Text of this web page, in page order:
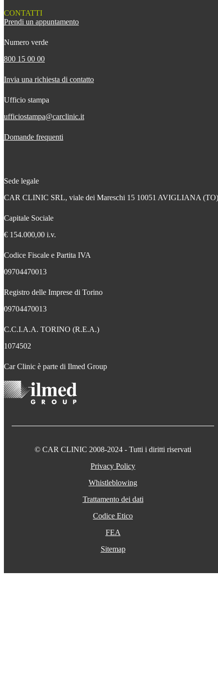
CONTATTI
Prendi un appuntamento
Numero verde
800 15 00 00
Invia una richiesta di contatto
Ufficio stampa
ufficiostampa@carclinic.it
Domande frequenti
Sede legale
CAR CLINIC SRL, viale dei Mareschi 15 10051 AVIGLIANA (TO)
Capitale Sociale
€ 154.000,00 i.v.
Codice Fiscale e Partita IVA
09704470013
Registro delle Imprese di Torino
09704470013
C.C.I.A.A. TORINO (R.E.A.)
1074502
Car Clinic è parte di Ilmed Group
© CAR CLINIC 2008-2024 - Tutti i diritti riservati
Privacy Policy
Whistleblowing
Trattamento dei dati
Codice Etico
FEA
Sitemap